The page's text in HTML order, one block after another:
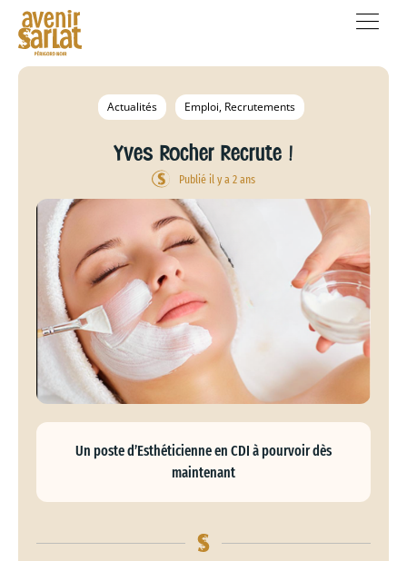
Actualités Emploi, Recrutements
Yves Rocher Recrute !
Publié il y a 2 ans
Un poste d’Esthéticienne en CDI à pourvoir dès
maintenant